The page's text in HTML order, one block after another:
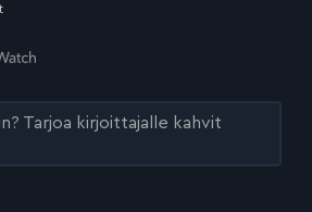
Tarjoa kirjoittajalle kahvit